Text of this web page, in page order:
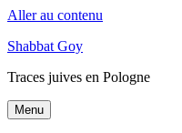
Aller au contenu
Shabbat Goy
Traces juives en Pologne
Menu